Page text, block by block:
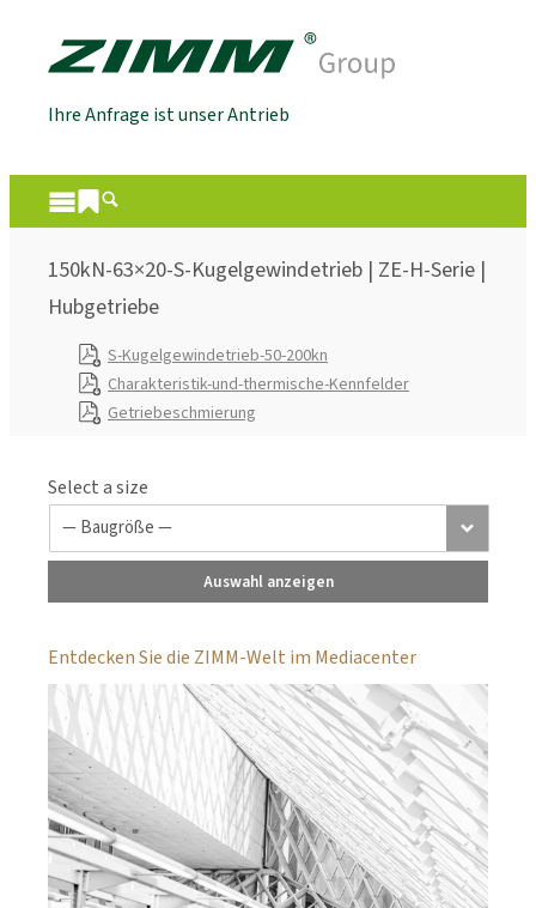
Ihre Anfrage ist unser Antrieb
150kN-63×20-S-Kugelgewindetrieb | ZE-H-Serie |
Hubgetriebe
S-Kugelgewindetrieb-50-200kn
Charakteristik-und-thermische-Kennfelder
Getriebeschmierung
Select a size
Auswahl anzeigen
Entdecken Sie die ZIMM-Welt im Mediacenter